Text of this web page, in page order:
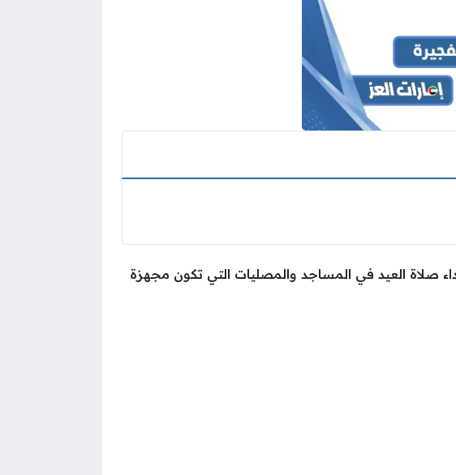
صلاة العيد في المساجد والمصليات التي تكون مجهزة